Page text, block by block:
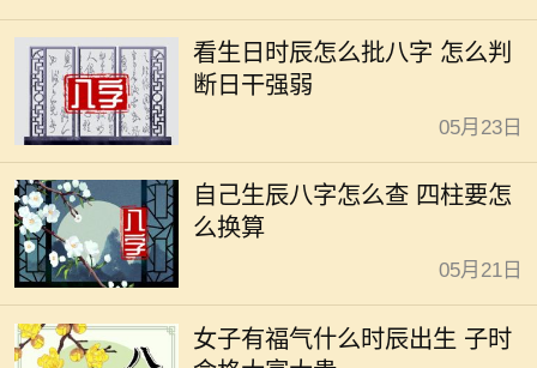
看生日时辰怎么批八字 怎么判
断日干强弱
05月23日
自己生辰八字怎么查 四柱要怎
么换算
05月21日
女子有福气什么时辰出生 子时